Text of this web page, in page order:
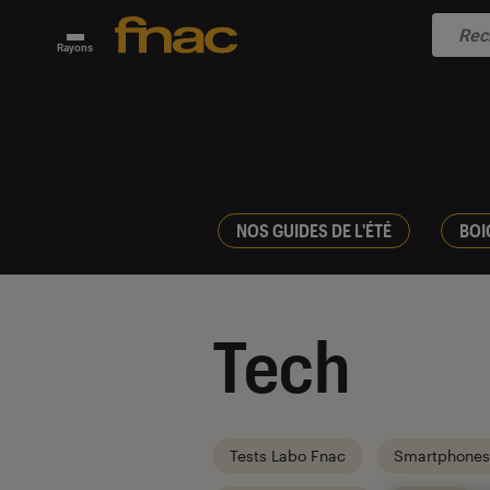
Rayons
NOS GUIDES DE L'ÉTÉ
Tech
Tests Labo Fnac Smartphones